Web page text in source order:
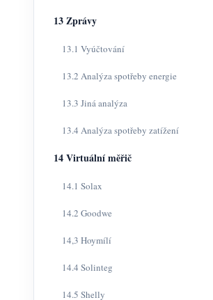
13 Zprávy
13.1 Vyúčtování
13.2 Analýza spotřeby energie
13.3 Jiná analýza
13.4 Analýza spotřeby zatížení
14 Virtuální měřič
14.1 Solax
14.2 Goodwe
14,3 Hoymílí
14.4 Solinteg
14.5 Shelly